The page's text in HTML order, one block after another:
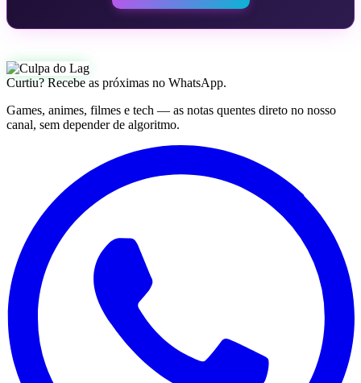
Curtiu? Recebe as próximas no WhatsApp.
Games, animes, filmes e tech — as notas quentes direto no nosso
canal, sem depender de algoritmo.